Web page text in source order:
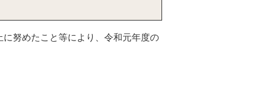
努めたこと等により、令和元年度の